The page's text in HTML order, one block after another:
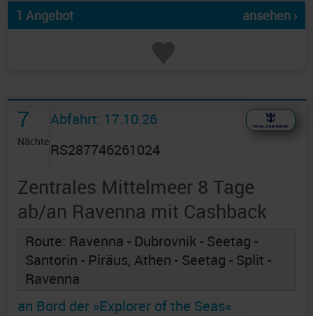
1 Angebot ansehen ›
7
Nächte
Abfahrt: 17.10.26
RS287746261024
Zentrales Mittelmeer 8 Tage
ab/an Ravenna mit Cashback
Route: Ravenna - Dubrovnik - Seetag -
Santorin - Piräus, Athen - Seetag - Split -
Ravenna
an Bord der »Explorer of the Seas«